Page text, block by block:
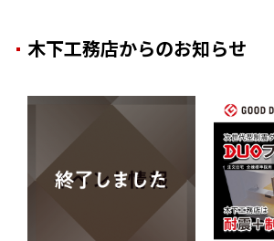
木下工務店からのお知らせ